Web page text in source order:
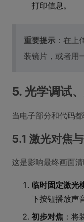
打印信息。
重要提示 ：在上
装镜片，或者用
5. 光学调试
当电子部分和代码
5.1 激光对焦
这是影响最终画面清
临时固定激光
下按钮播放声
初步对焦 ：